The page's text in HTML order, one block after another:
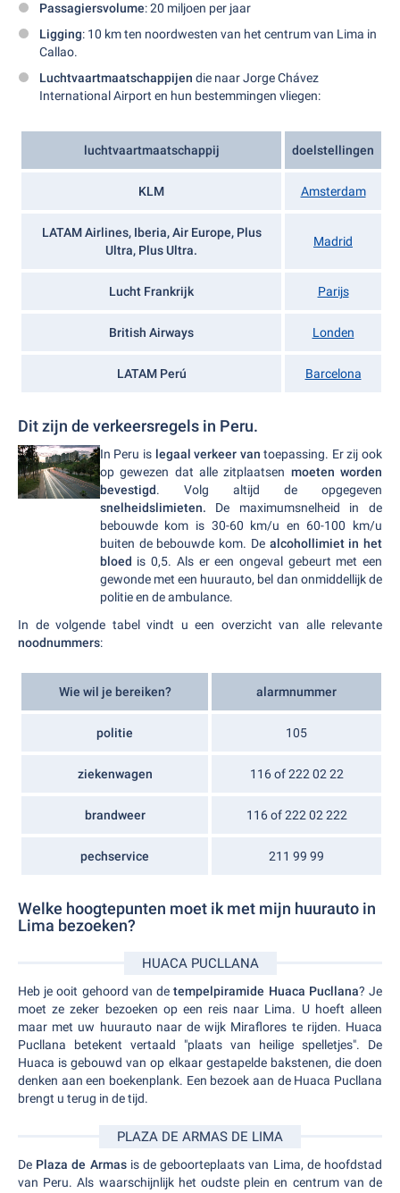
Passagiersvolume: 20 miljoen per jaar
Ligging: 10 km ten noordwesten van het centrum van Lima in
Callao.
Luchtvaartmaatschappijen die naar Jorge Chávez
International Airport en hun bestemmingen vliegen:
luchtvaartmaatschappij doelstellingen
KLM Amsterdam
LATAM Airlines, Iberia, Air Europe, Plus
Ultra, Plus Ultra.
Madrid
Lucht Frankrijk Parijs
British Airways Londen
LATAM Perú Barcelona
Dit zijn de verkeersregels in Peru.
In Peru is legaal verkeer van toepassing. Er zij ook
op gewezen dat alle zitplaatsen moeten worden
bevestigd. Volg altijd de opgegeven
snelheidslimieten. De maximumsnelheid in de
bebouwde kom is 30-60 km/u en 60-100 km/u
buiten de bebouwde kom. De alcohollimiet in het
bloed is 0,5. Als er een ongeval gebeurt met een
gewonde met een huurauto, bel dan onmiddellijk de
politie en de ambulance.
In de volgende tabel vindt u een overzicht van alle relevante
noodnummers:
Wie wil je bereiken? alarmnummer
politie 105
ziekenwagen 116 of 222 02 22
brandweer 116 of 222 02 222
pechservice 211 99 99
Welke hoogtepunten moet ik met mijn huurauto in
Lima bezoeken?
HUACA PUCLLANA
Heb je ooit gehoord van detempelpiramide Huaca Pucllana? Je
moet ze zeker bezoeken op een reis naar Lima. U hoeft alleen
maar met uw huurauto naar de wijk Miraflores te rijden. Huaca
Pucllana betekent vertaald "plaats van heilige spelletjes". De
Huaca is gebouwd van op elkaar gestapelde bakstenen, die doen
denken aan een boekenplank. Een bezoek aan de Huaca Pucllana
brengt u terug in de tijd.
PLAZA DE ARMAS DE LIMA
De Plaza de Armasis de geboorteplaats van Lima, de hoofdstad
van Peru. Als waarschijnlijk het oudste plein en centrum van de